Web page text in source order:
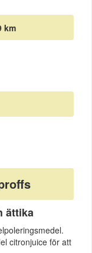
km
ättika
citronjuice för att